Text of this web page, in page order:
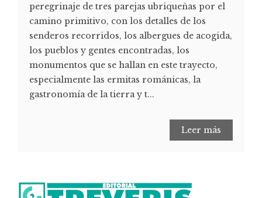
peregrinaje de tres parejas ubriqueñas por el
camino primitivo, con los detalles de los
senderos recorridos, los albergues de acogida,
los pueblos y gentes encontradas, los
monumentos que se hallan en este trayecto,
especialmente las ermitas románicas, la
gastronomía de la tierra y t...
Leer más